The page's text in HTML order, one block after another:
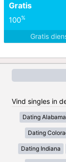
Gratis
100%
Gratis
Vind singles in
Dating Alabama
Dating
Dating Indiana